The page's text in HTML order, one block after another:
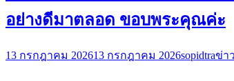
อย่างดีมาตลอด ขอบพระคุณค่ะ
13 กรกฎาคม 202613 กรกฎาคม 2026sopidtraข่า